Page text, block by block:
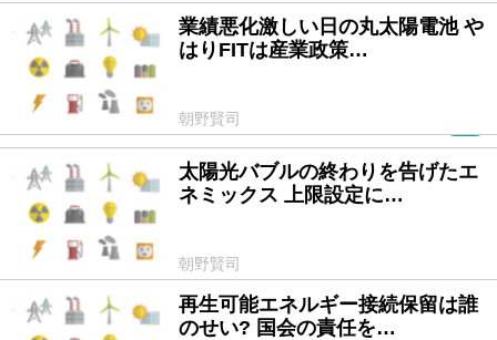
2015/06/02
業績悪化激しい日の丸太陽電池 や
はりFITは産業政策…
朝野賢司
2015/06/01
太陽光バブルの終わりを告げたエ
ネミックス 上限設定に…
朝野賢司
2014/10/22
再生可能エネルギー接続保留は誰
のせい? 国会の責任を…